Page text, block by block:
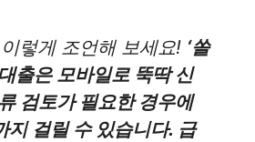
렇게 조언해 보세요! ‘쏠
출은 모바일로 뚝딱 신
검토가 필요한 경우에
지 걸릴 수 있습니다. 급